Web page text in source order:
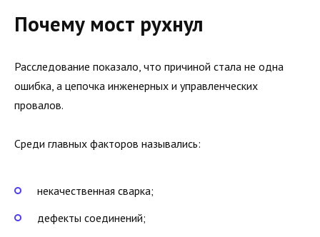
Почему мост рухнул
Расследование показало, что причиной стала не одна
ошибка, а цепочка инженерных и управленческих
провалов.
Среди главных факторов назывались:
некачественная сварка;
дефекты соединений;